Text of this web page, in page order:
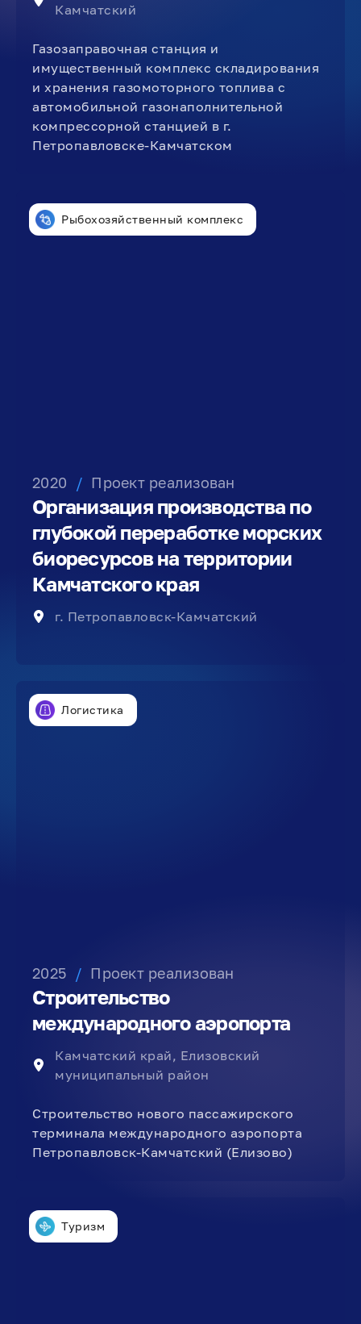
Камчатский
Газозаправочная станция и
имущественный комплекс складирования
и хранения газомоторного топлива с
автомобильной газонаполнительной
компрессорной станцией в г.
Петропавловске-Камчатском
Рыбохозяйственный комплекс
2020 / Проект реализован
Организация производства по
глубокой переработке морских
биоресурсов на территории
Камчатского края
г. Петропавловск-Камчатский
Логистика
2025 / Проект реализован
Строительство
международного аэропорта
Камчатский край, Елизовский
муниципальный район
Строительство нового пассажирского
терминала международного аэропорта
Петропавловск-Камчатский (Елизово)
Туризм